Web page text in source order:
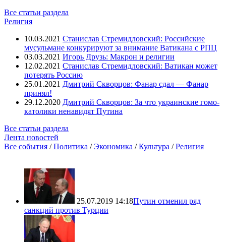
Все статьи раздела
Религия
10.03.2021 Станислав Стремидловский: Российские
мусульмане конкурируют за внимание Ватикана с РПЦ
03.03.2021 Игорь Друзь: Макрон и религии
12.02.2021 Станислав Стремидловский: Ватикан может
потерять Россию
25.01.2021 Дмитрий Скворцов: Фанар сдал — Фанар
принял!
29.12.2020 Дмитрий Скворцов: За что украинские гомо-
католики ненавидят Путина
Все статьи раздела
Лента новостей
Все события /Политика /Экономика /Культура /Религия
25.07.2019 14:18Путин отменил ряд
санкций против Турции